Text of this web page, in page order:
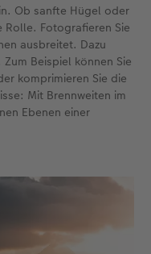
Ob sanfte Hügel oder
Fotografieren Sie
ausbreitet. Dazu
Beispiel können Sie
komprimieren Sie die
Mit Brennweiten im
Ebenen einer